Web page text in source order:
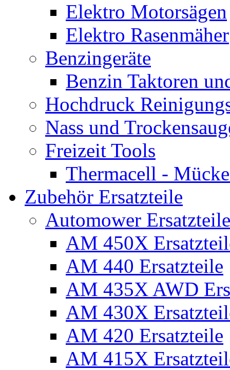
Elektro Motorsägen
Elektro Rasenmäher
Benzingeräte
Benzin Taktoren
Hochdruck
Nass und
Freizeit Tools
Thermacell -
Zubehör Ersatzteile
Automower
AM 450X
AM 440 Ersatzteile
AM 435X AWD
AM 430X
AM 420 Ersatzteile
AM 415X